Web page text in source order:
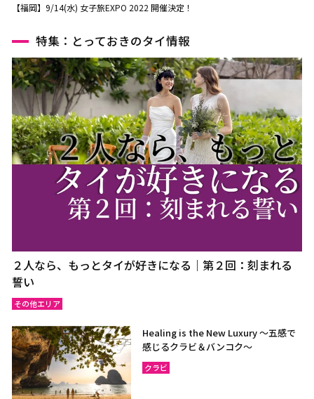
【福岡】9/14(水) 女子旅EXPO 2022 開催決定！
特集：とっておきのタイ情報
２人なら、もっとタイが好きになる｜第２回：刻まれる
誓い
その他エリア
Healing is the New Luxury ～五感で
感じるクラビ＆バンコク～
クラビ